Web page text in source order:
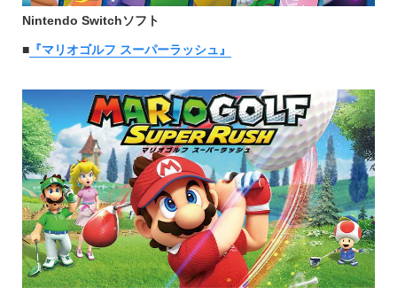
Nintendo Switchソフト
■『マリオゴルフ スーパーラッシュ』